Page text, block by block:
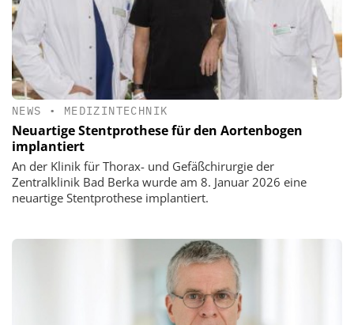
NEWS • MEDIZINTECHNIK
Neuartige Stentprothese für den Aortenbogen
implantiert
An der Klinik für Thorax- und Gefäßchirurgie der
Zentralklinik Bad Berka wurde am 8. Januar 2026 eine
neuartige Stentprothese implantiert.